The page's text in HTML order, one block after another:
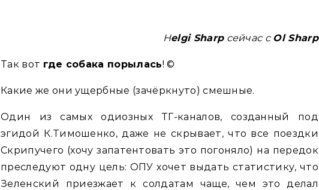
Helgi Sharp сейчас с Ol Sharp
Так вот где собака порылась! ©
Какие же они ущербные (зачёркнуто) смешные.
Один из самых одиозных ТГ-каналов, созданный под
эгидой К.Тимошенко, даже не скрывает, что все поездки
Скрипучего (хочу запатентовать это погоняло) на передок
преследуют одну цель: ОПУ хочет выдать статистику, что
Зеленский приезжает к солдатам чаще, чем это делал